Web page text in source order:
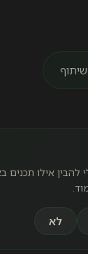
שיתוף
אילו תכנים
לא